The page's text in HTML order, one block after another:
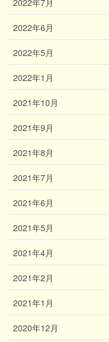
2022年6月
2022年5月
2022年1月
2021年10月
2021年9月
2021年8月
2021年7月
2021年6月
2021年5月
2021年4月
2021年2月
2021年1月
2020年12月